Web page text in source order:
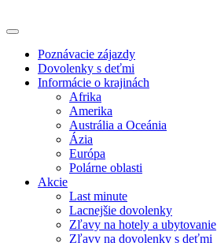
Poznávacie zájazdy
Dovolenky s deťmi
Informácie o krajinách
Afrika
Amerika
Austrália a Oceánia
Ázia
Európa
Polárne oblasti
Akcie
Last minute
Lacnejšie dovolenky
Zľavy na hotely a ubytovanie
Zľavy na dovolenky s deťmi